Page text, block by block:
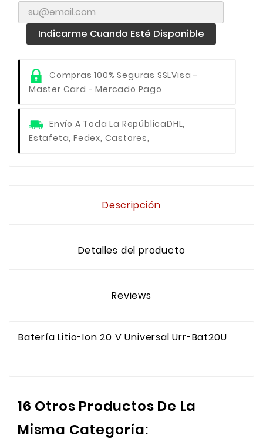
Indicarme Cuando Esté Disponible
Compras 100% Seguras SSLVisa -
Master Card - Mercado Pago
Envío A Toda La RepúblicaDHL,
Estafeta, Fedex, Castores,
Descripción
Detalles del producto
Reviews
Batería Litio-Ion 20 V Universal Urr-Bat20U
16 Otros Productos De La
Misma Categoría: